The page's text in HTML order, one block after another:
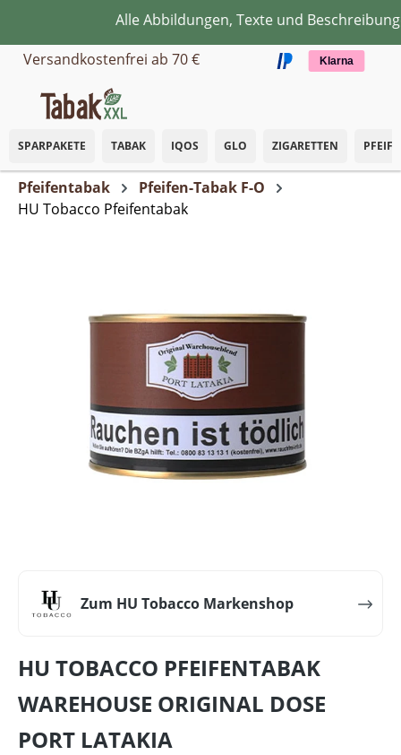
Zum Hauptinhalt springenAlle Abbildungen, Texte und
Versandkostenfrei ab 70 €
Klarna
SPARPAKETE TABAK IQOS GLO ZIGARETTEN
Pfeifentabak
Pfeifen-Tabak F-O
HU Tobacco Pfeifentabak
Zum HU Tobacco Markenshop
HU TOBACCO PFEIFENTABAK
WAREHOUSE ORIGINAL DOSE
PORT LATAKIA